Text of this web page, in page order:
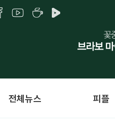
전체뉴스 피플